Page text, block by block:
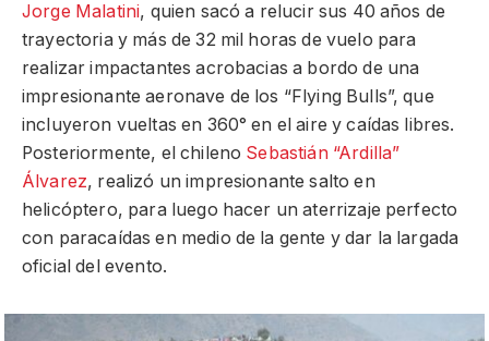
Jorge Malatini, quien sacó a relucir sus 40 años de
trayectoria y más de 32 mil horas de vuelo para
realizar impactantes acrobacias a bordo de una
impresionante aeronave de los “Flying Bulls”, que
incluyeron vueltas en 360° en el aire y caídas libres.
Posteriormente, el chileno Sebastián “Ardilla”
Álvarez, realizó un impresionante salto en
helicóptero, para luego hacer un aterrizaje perfecto
con paracaídas en medio de la gente y dar la largada
oficial del evento.